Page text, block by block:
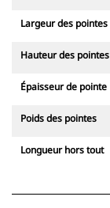
Largeur des pointes
Hauteur des pointes
Épaisseur de pointe
Poids des pointes
Longueur hors tout